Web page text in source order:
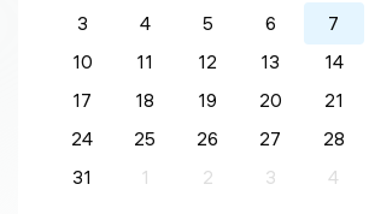
3
4 5 6 7
10
11 12 13 14
17
18 19 20 21
24
25 26 27 28
31
1 2 3 4